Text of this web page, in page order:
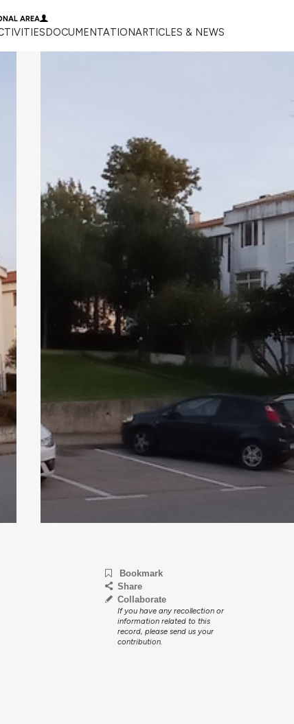
AREA
DOCUMENTATIONARTICLES & NEWS
Bookmark
Share
Collaborate
If you have any recollection or
information related to this
record, please send us your
contribution.